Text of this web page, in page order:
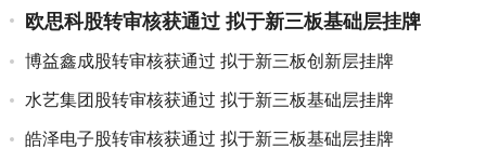
欧思科股转审核获通过 拟于新三板基础层挂牌
博益鑫成股转审核获通过 拟于新三板创新层挂牌
水艺集团股转审核获通过 拟于新三板基础层挂牌
皓泽电子股转审核获通过 拟于新三板基础层挂牌